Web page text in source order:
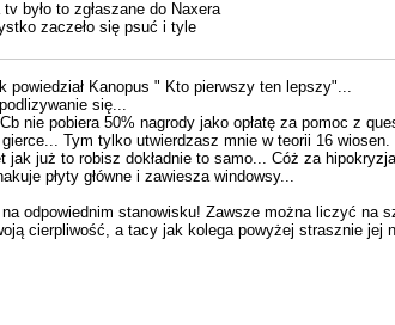
było to zgłaszane do Naxera
zaczeło się psuć i tyle
Kanopus " Kto pierwszy ten lepszy"...
się...
nie pobiera 50% nagrody jako opłatę za pomoc z
Tym tylko utwierdzasz mnie w teorii 16 wiosen.
już to robisz dokładnie to samo... Cóż za
płyty główne i zawiesza windowsy...
odpowiednim stanowisku! Zawsze można liczyć na
cierpliwość, a tacy jak kolega powyżej strasznie jej